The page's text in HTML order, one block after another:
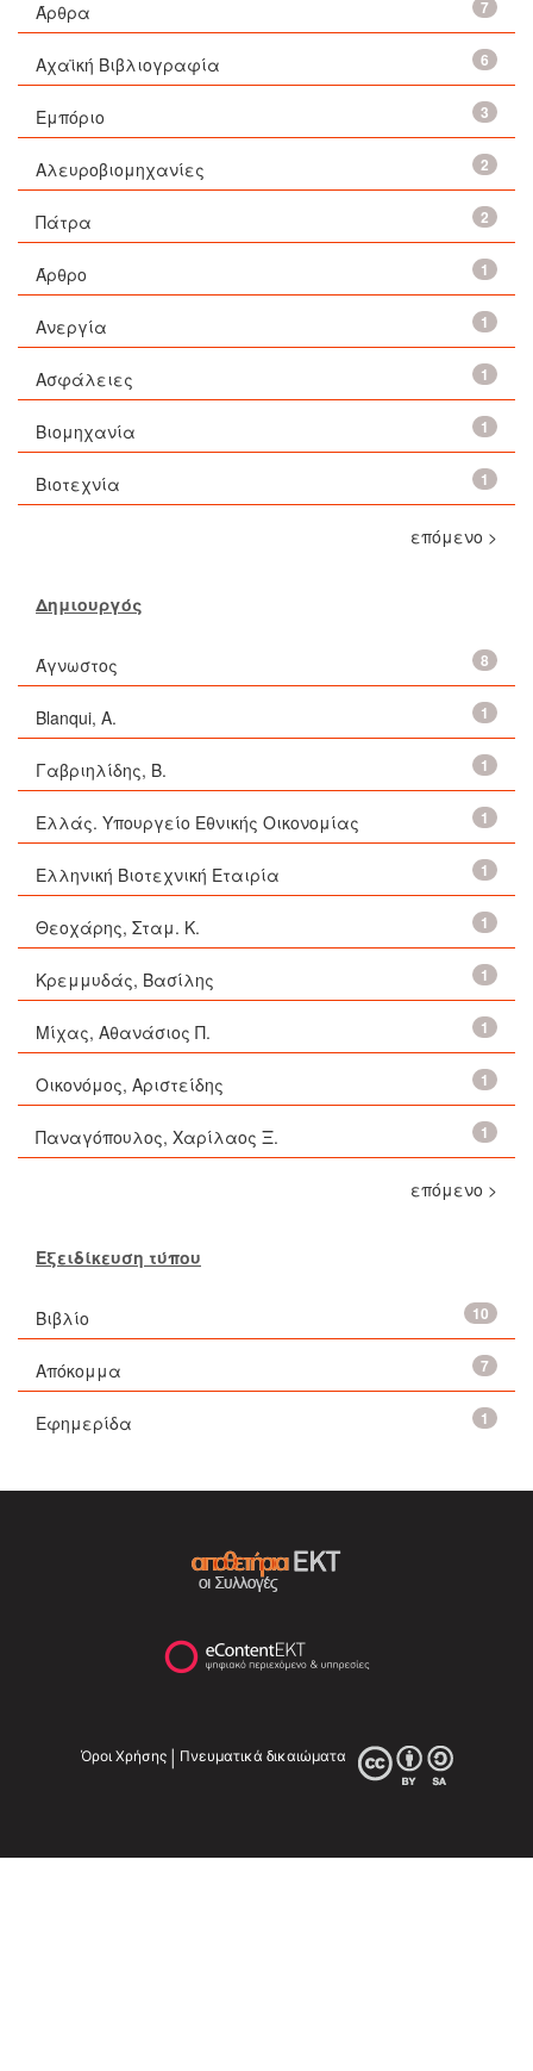
7
Άρθρα
6
Αχαϊκή Βιβλιογραφία
3
Εμπόριο
2
Αλευροβιομηχανίες
2
Πάτρα
1
Άρθρο
1
Ανεργία
1
Ασφάλειες
1
Βιομηχανία
1
Βιοτεχνία
επόμενο >
Δημιουργός
8
Άγνωστος
1
Blanqui, A.
1
Γαβριηλίδης, Β.
1
Ελλάς. Υπουργείο Εθνικής Οικονομίας
1
Ελληνική Βιοτεχνική Εταιρία
1
Θεοχάρης, Σταμ. Κ.
1
Κρεμμυδάς, Βασίλης
1
Μίχας, Αθανάσιος Π.
1
Οικονόμος, Αριστείδης
1
Παναγόπουλος, Χαρίλαος Ξ.
επόμενο >
Εξειδίκευση τύπου
10
Βιβλίο
7
Απόκομμα
1
Εφημερίδα